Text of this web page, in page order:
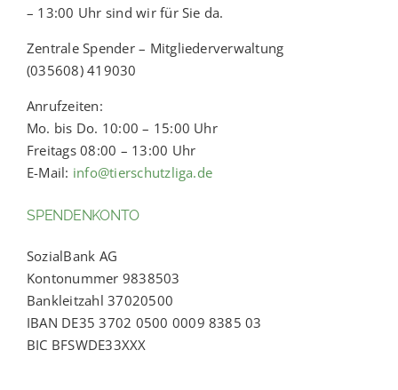
– 13:00 Uhr sind wir für Sie da.
Zentrale Spender – Mitgliederverwaltung
(035608) 419030
Anrufzeiten:
Mo. bis Do. 10:00 – 15:00 Uhr
Freitags 08:00 – 13:00 Uhr
E-Mail: info@tierschutzliga.de
SPENDENKONTO
SozialBank AG
Kontonummer 9838503
Bankleitzahl 37020500
IBAN DE35 3702 0500 0009 8385 03
BIC BFSWDE33XXX